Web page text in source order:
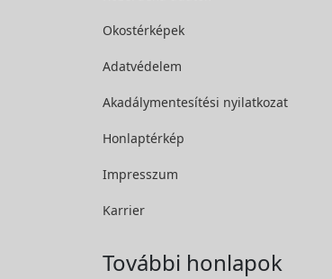
Okostérképek
Adatvédelem
Akadálymentesítési nyilatkozat
Honlaptérkép
Impresszum
Karrier
További honlapok